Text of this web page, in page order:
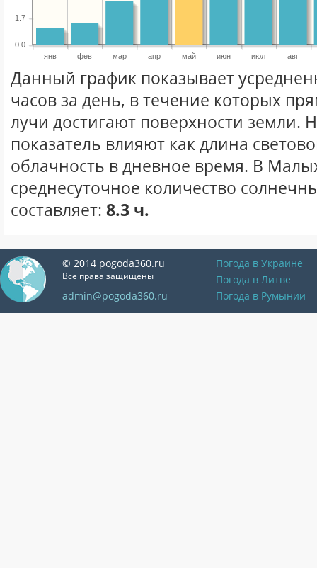
янв фев мар апр май июн июл авг
0.0
1.7
Данный график показывает
часов за день, в течение которых
лучи достигают поверхности земли.
показатель влияют как длина
облачность в дневное время. В
среднесуточное количество
составляет: 8.3 ч.
© 2014 pogoda360.ru
Все права защищены
admin@pogoda360.ru
Погода в Украине
Погода в Литве
Погода в Румынии